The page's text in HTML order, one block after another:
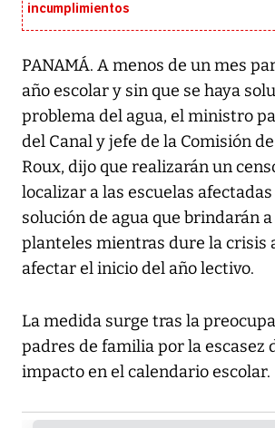
incumplimientos
PANAMÁ. A menos de un mes
año escolar y sin que se haya
problema del agua, el ministro
del Canal y jefe de la Comisión
Roux, dijo que realizarán un
localizar a las escuelas
solución de agua que brindarán
planteles mientras dure la crisis
afectar el inicio del año lectivo.
La medida surge tras la
padres de familia por la escasez
impacto en el calendario escolar.